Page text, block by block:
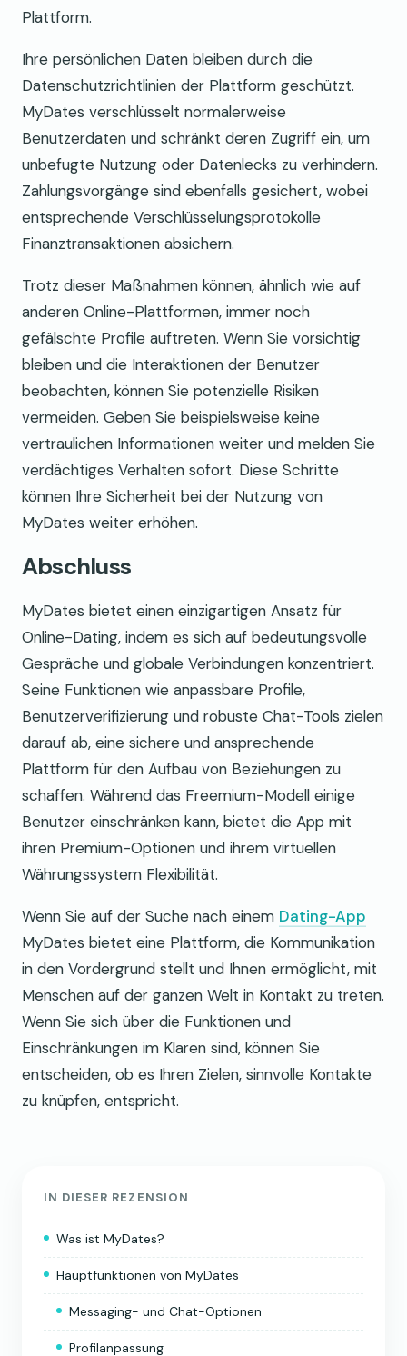
Plattform.
Ihre persönlichen Daten bleiben durch die
Datenschutzrichtlinien der Plattform geschützt.
MyDates verschlüsselt normalerweise
Benutzerdaten und schränkt deren Zugriff ein, um
unbefugte Nutzung oder Datenlecks zu verhindern.
Zahlungsvorgänge sind ebenfalls gesichert, wobei
entsprechende Verschlüsselungsprotokolle
Finanztransaktionen absichern.
Trotz dieser Maßnahmen können, ähnlich wie auf
anderen Online-Plattformen, immer noch
gefälschte Profile auftreten. Wenn Sie vorsichtig
bleiben und die Interaktionen der Benutzer
beobachten, können Sie potenzielle Risiken
vermeiden. Geben Sie beispielsweise keine
vertraulichen Informationen weiter und melden Sie
verdächtiges Verhalten sofort. Diese Schritte
können Ihre Sicherheit bei der Nutzung von
MyDates weiter erhöhen.
Abschluss
MyDates bietet einen einzigartigen Ansatz für
Online-Dating, indem es sich auf bedeutungsvolle
Gespräche und globale Verbindungen konzentriert.
Seine Funktionen wie anpassbare Profile,
Benutzerverifizierung und robuste Chat-Tools zielen
darauf ab, eine sichere und ansprechende
Plattform für den Aufbau von Beziehungen zu
schaffen. Während das Freemium-Modell einige
Benutzer einschränken kann, bietet die App mit
ihren Premium-Optionen und ihrem virtuellen
Währungssystem Flexibilität.
Wenn Sie auf der Suche nach einem Dating-App
MyDates bietet eine Plattform, die Kommunikation
in den Vordergrund stellt und Ihnen ermöglicht, mit
Menschen auf der ganzen Welt in Kontakt zu treten.
Wenn Sie sich über die Funktionen und
Einschränkungen im Klaren sind, können Sie
entscheiden, ob es Ihren Zielen, sinnvolle Kontakte
zu knüpfen, entspricht.
IN DIESER REZENSION
Was ist MyDates?
Hauptfunktionen von MyDates
Messaging- und Chat-Optionen
Profilanpassung